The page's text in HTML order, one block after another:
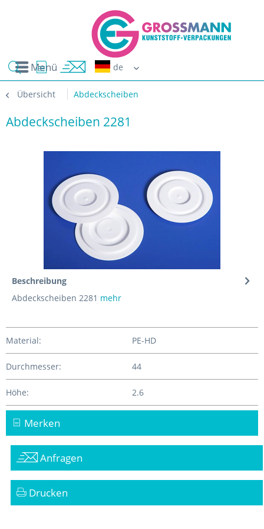
Menü
Übersicht Abdeckscheiben
Abdeckscheiben 2281
Beschreibung
Abdeckscheiben 2281 mehr
Material: PE-HD
Durchmesser: 44
Höhe: 2.6
Merken
Anfragen
Drucken